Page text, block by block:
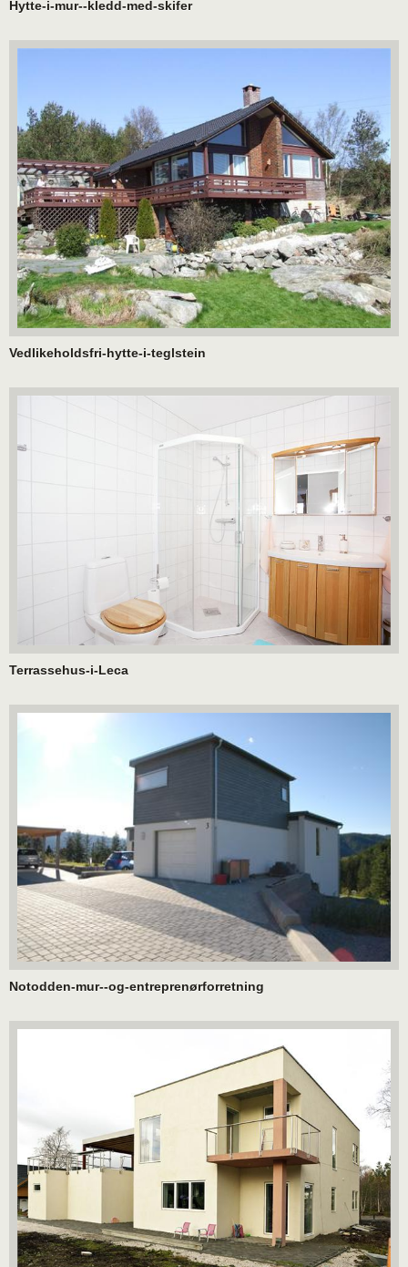
Hytte-i-mur--kledd-med-skifer
Vedlikeholdsfri-hytte-i-teglstein
Terrassehus-i-Leca
Notodden-mur--og-entreprenørforretning